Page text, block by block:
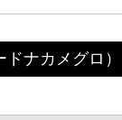
ドナカメグロ）